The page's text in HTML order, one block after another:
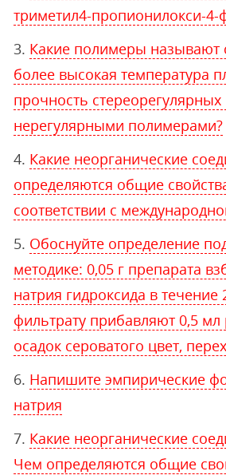
триметил4-пропионилокси-
Какие полимеры называют
более высокая температура
прочность
нерегулярными полимерами?
Какие неорганические
определяются общие
соответствии с
Обоснуйте определение
методике: 0,05 г препарата
натрия гидроксида в
фильтрату прибавляют 0,5 мл
осадок сероватого цвет,
Напишите эмпирические
натрия
Какие неорганические
Чем определяются общие